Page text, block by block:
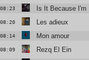
08:23 Is It Because I'm
08:20 Les adieux
08:14 Mon amour
08:09 Rezq El Ein